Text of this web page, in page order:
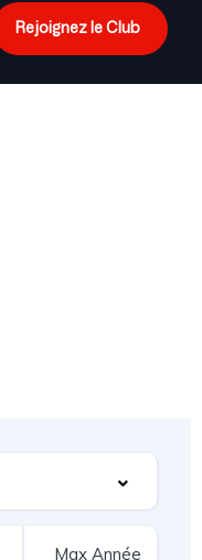
Rejoignez le Club